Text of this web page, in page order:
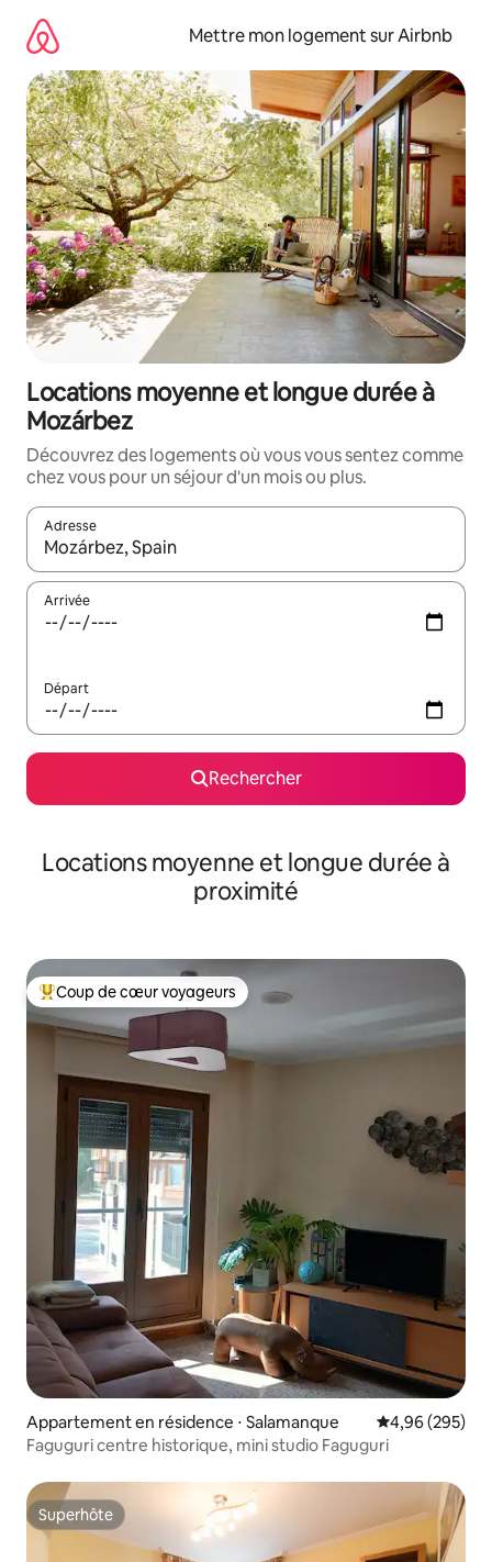
directement
contenu
Mettre mon logement sur Airbnb
Locations moyenne et longue durée à
Mozárbez
Découvrez des logements où vous vous sentez comme
chez vous pour un séjour d'un mois ou plus.
Adresse
Lorsque les résultats s'affichent, utilisez les flèches vers le
Arrivée
Départ
Rechercher
Locations moyenne et longue durée à
proximité
Coups de cœur voyageurs les plus appréciés
Coup de cœur voyageurs
Appartement en résidence ⋅ Salamanque Évaluation
4,96 (295)
Faguguri centre historique, mini studio Faguguri
Superhôte
Superhôte